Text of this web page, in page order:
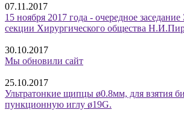
07.11.2017
15 ноября 2017 года - очередное
секции Хирургического общества
30.10.2017
Мы обновили сайт
25.10.2017
Ультратонкие щипцы ø0.8мм, для взятия
пункционную иглу ø19G.